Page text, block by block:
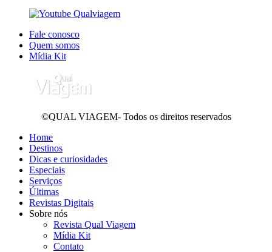
Fale conosco
Quem somos
Mídia Kit
©QUAL VIAGEM- Todos os direitos reservados
Home
Destinos
Dicas e curiosidades
Especiais
Serviços
Últimas
Revistas Digitais
Sobre nós
Revista Qual Viagem
Mídia Kit
Contato